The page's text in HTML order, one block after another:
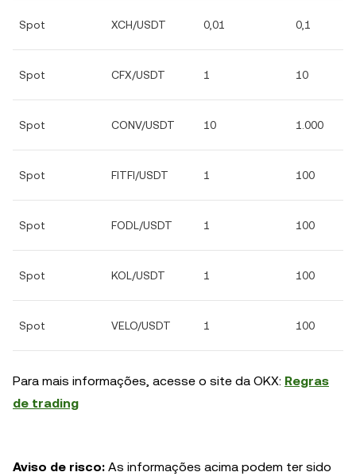
Spot XCH/USDT 0,01 0,1
Spot CFX/USDT 1 10
Spot CONV/USDT 10 1.000
Spot FITFI/USDT 1 100
Spot FODL/USDT 1 100
Spot KOL/USDT 1 100
Spot VELO/USDT 1 100
Para mais informações, acesse o site da OKX: Regras
de trading
Aviso de risco: As informações acima podem ter sido